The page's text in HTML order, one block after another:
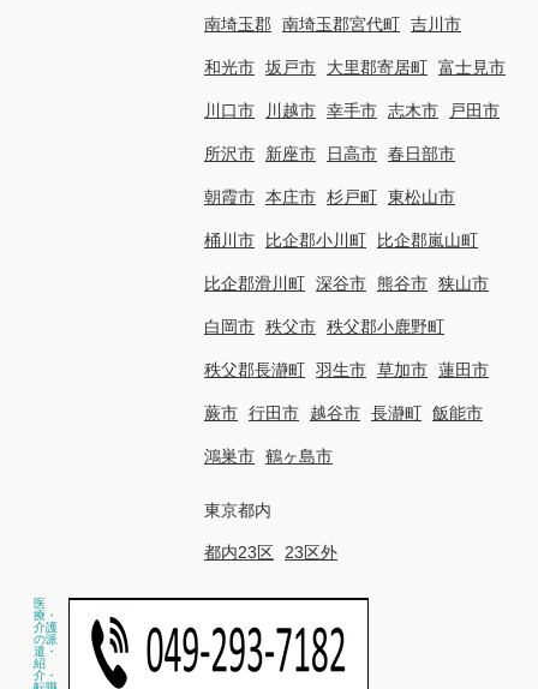
南埼玉郡 南埼玉郡宮代町 吉川市
和光市 坂戸市 大里郡寄居町 富士見市
川口市 川越市 幸手市 志木市 戸田市
所沢市 新座市 日高市 春日部市
朝霞市 本庄市 杉戸町 東松山市
桶川市 比企郡小川町 比企郡嵐山町
比企郡滑川町 深谷市 熊谷市 狭山市
白岡市 秩父市 秩父郡小鹿野町
秩父郡長瀞町 羽生市 草加市 蓮田市
蕨市 行田市 越谷市 長瀞町 飯能市
鴻巣市 鶴ヶ島市
東京都内
都内23区 23区外
医
療・
介護
の派
遣・
紹
介・